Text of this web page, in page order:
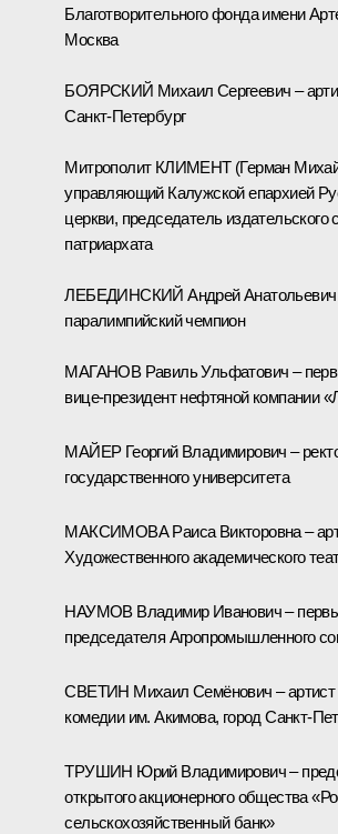
Благотворительного фонда имени
Москва
БОЯРСКИЙ Михаил Сергеевич –
Санкт-Петербург
Митрополит КЛИМЕНТ (Герман
управляющий Калужской епархией
церкви, председатель издательского
патриархата
ЛЕБЕДИНСКИЙ Андрей Анатольевич
паралимпийский чемпион
МАГАНОВ Равиль Ульфатович –
вице-президент нефтяной компании
МАЙЕР Георгий Владимирович –
государственного университета
МАКСИМОВА Раиса Викторовна –
Художественного академического
НАУМОВ Владимир Иванович –
председателя Агропромышленного
СВЕТИН Михаил Семёнович – артист
комедии им. Акимова, город Санкт-
ТРУШИН Юрий Владимирович –
открытого акционерного общества
сельскохозяйственный банк»